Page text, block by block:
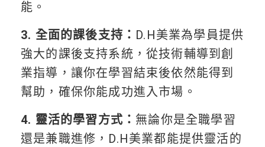
能。
3. 全面的課後支持： D.H美業為學員提供
強大的課後支持系統，從技術輔導到創
業指導，讓你在學習結束後依然能得到
幫助，確保你能成功進入市場。
4. 靈活的學習方式： 無論你是全職學習
還是兼職進修，D.H美業都能提供靈活的